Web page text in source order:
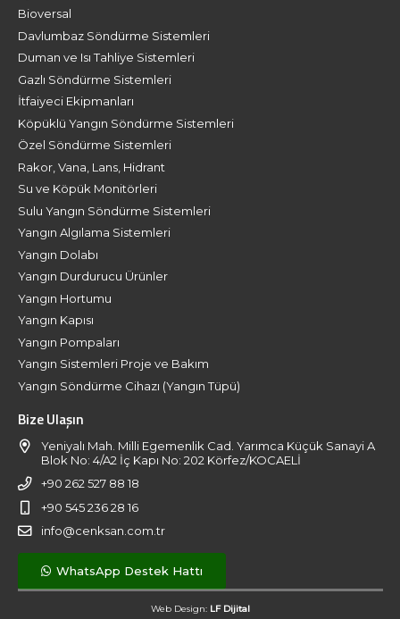
Bioversal
Davlumbaz Söndürme Sistemleri
Duman ve Isı Tahliye Sistemleri
Gazlı Söndürme Sistemleri
İtfaiyeci Ekipmanları
Köpüklü Yangın Söndürme Sistemleri
Özel Söndürme Sistemleri
Rakor, Vana, Lans, Hidrant
Su ve Köpük Monitörleri
Sulu Yangın Söndürme Sistemleri
Yangın Algılama Sistemleri
Yangın Dolabı
Yangın Durdurucu Ürünler
Yangın Hortumu
Yangın Kapısı
Yangın Pompaları
Yangın Sistemleri Proje ve Bakım
Yangın Söndürme Cihazı (Yangın Tüpü)
Bize Ulaşın
Yeniyalı Mah. Milli Egemenlik Cad. Yarımca Küçük Sanayi A
Blok No: 4/A2 İç Kapı No: 202 Körfez/KOCAELİ
+90 262 527 88 18
+90 545 236 28 16
info@cenksan.com.tr
WhatsApp Destek Hattı
Web Design: LF Dijital